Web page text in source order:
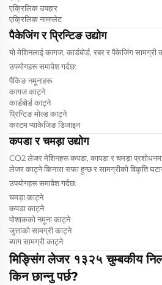
एक्रिलिक उपहार
एक्रिलिक नामप्लेट
पैकेजिंग र प्रिन्टिङ उद्योग
यो मेशिनलाई कागज, कार्डबोर्ड, रबर र पैकेजिंग सामग्री
उपयोगहरू समावेश गर्दछ:
पैकिङ नमूनाहरू
कागज काट्ने
कार्डबोर्ड काट्ने
प्रिन्टिङ मोल्ड काट्ने
कस्टम प्याकेजिङ डिजाइन
कपडा र चमड़ा उद्योग
CO2 लेजर मेशिनहरू कपडा, कापडा र चमड़ा प्रशोधनमा
लेजर काट्ने किनारा सफा हुन्छ र सामग्रीको विकृति
उपयोगहरू समावेश गर्दछ:
चमड़ा काट्ने
कपडा काट्ने
पोशाकको नमूना काट्ने
जुत्ताको सामग्री काट्ने
ब्याग सामग्री काट्ने
मिङ्सिंग लेजर १३२५ चुम्बकीय
किन छान्नु पर्छ?